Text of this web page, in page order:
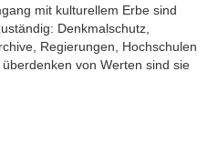
mit kulturellem Erbe sind
Denkmalschutz,
Regierungen, Hochschulen
von Werten sind sie